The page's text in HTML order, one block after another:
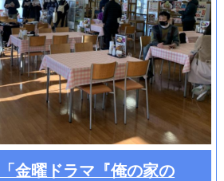
金曜ドラマ『俺の家の